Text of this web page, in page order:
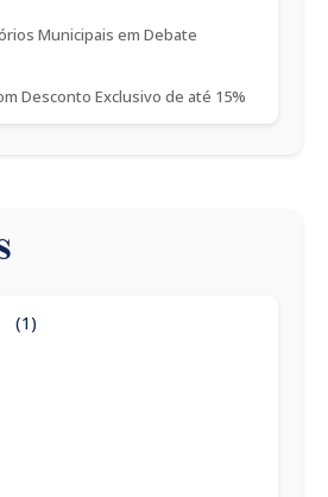
Municipais em Debate
Desconto Exclusivo de até 15%
(1)